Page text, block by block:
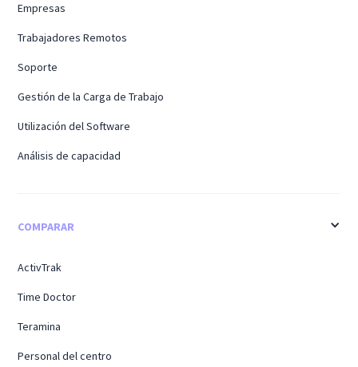
Empresas
Trabajadores Remotos
Soporte
Gestión de la Carga de Trabajo
Utilización del Software
Análisis de capacidad
COMPARAR
ActivTrak
Time Doctor
Teramina
Personal del centro